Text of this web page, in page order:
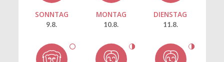
SONNTAG
9.8.
MONTAG
10.8.
DIENSTAG
11.8.